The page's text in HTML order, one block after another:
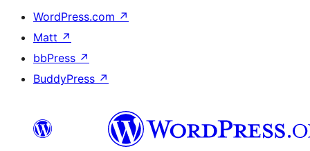
WordPress.com ↗
Matt ↗
bbPress ↗
BuddyPress ↗